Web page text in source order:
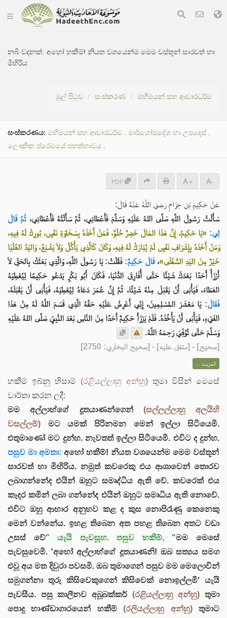
නබි වදනක්:අහෝ හකීම්! නියත වශයෙන්ම මෙම වස්තූන් සාරවත් හා
මිහිරිය
මුල් පිටුව සංස්කරණ මහිමයන් සහ ආචාරධර්ම
සංස්කරණය: මහිමයන් සහ ආචාරධර්ම . මාර්ගෝපදේශ හා උපදෙස් .
ලෞකික ප්රෙමයේ පහත්භාවය .
PDF + -
عَنْ حَكِيمِ بْنِ حِزَامٍ رَضِيَ اللَّهُ عَنْهُ قَالَ:
سَأَلْتُ رَسُولَ اللَّهِ صَلَّى اللهُ عَلَيْهِ وَسَلَّمَ فَأَعْطَانِي، ثُمَّ سَأَلْتُهُ فَأَعْطَانِي، ثُمَّ قَالَ
لِي: «يَا حَكِيمُ، إِنَّ هَذَا المَالَ خَضِرٌ حُلْوٌ، فَمَنْ أَخَذَهُ بِسَخَاوَةِ نَفْسٍ، بُورِكَ لَهُ فِيهِ،
وَمَنْ أَخَذَهُ بِإِشْرَافِ نَفْسٍ لَمْ يُبَارَكْ لَهُ فِيهِ، وَكَانَ كَالَّذِي يَأْكُلُ وَلاَ يَشْبَعُ، وَاليَدُ العُلْيَا
خَيْرٌ مِنَ اليَدِ السُّفْلَى»، قَالَ حَكِيمٌ: فَقُلْتُ: يَا رَسُولَ اللَّهِ، وَالَّذِي بَعَثَكَ بِالحَقِّ لاَ
أَرْزَأُ أَحَدًا بَعْدَكَ شَيْئًا حَتَّى أُفَارِقَ الدُّنْيَا، فَكَانَ أَبُو بَكْرٍ يَدْعُو حَكِيمًا لِيُعْطِيَهُ
العَطَاءَ، فَيَأْبَى أَنْ يَقْبَلَ مِنْهُ شَيْئًا، ثُمَّ إِنَّ عُمَرَ دَعَاهُ لِيُعْطِيَهُ، فَيَأْبَى أَنْ يَقْبَلَهُ،
فَقَالَ: يَا مَعْشَرَ المُسْلِمِينَ، إِنِّي أَعْرِضُ عَلَيْهِ حَقَّهُ الَّذِي قَسَمَ اللَّهُ لَهُ مِنْ هَذَا
الفَيْءِ، فَيَأْبَى أَنْ يَأْخُذَهُ. فَلَمْ يَرْزَأْ حَكِيمٌ أَحَدًا مِنَ النَّاسِ بَعْدَ النَّبِيِّ صَلَّى اللهُ عَلَيْهِ
وَسَلَّمَ حَتَّى تُوُفِّيَ رَحِمَهُ اللَّهُ.
[صحيح] - [متفق عليه] - [صحيح البخاري: 2750]
المزيــد ...
හකීම් ඉබ්නු හිසාම් (රළියල්ලාහු අන්හු) තුමා විසින් මෙසේ
වාර්තා කරන ලදී:
මම අල්ලාහ්ගේ දූතයාණන්ගෙන් (සල්ලල්ලාහු අලයිහි
වසල්ලම්) මට යමක් පිරිනමන මෙන් ඉල්ලා සිටියෙමි.
එතුමාණෝ මට දුන්හ. නැවතත් ඉල්ලා සිටියෙමි. එවිට ද දුන්හ.
පසුව මා අමතා: අහෝ හකීම්! නියත වශයෙන්ම මෙම වස්තූන්
සාරවත් හා මිහිරිය. නමුත් කවරෙකු එය ආශාවෙන් තොරව
ලබාගන්නේද එයින් ඔහුට සමෘද්ධිය ඇති වේ. කවරෙක් එය
කෑදර කමින් ලබා ගන්නේද එයින් ඔහුට සමෘධිය ඇති නොවේ.
එවිට ඔහු ආහාර අනුභව කළ ද කුස නොපිරැණු කෙනෙකු
මෙන් වන්නේය. ඉහළ තිබෙන අත පහළ තිබෙන අතට වඩා
උසස් වේ" යැයි පැවසූහ. පසුව හකීම්, "මම මෙසේ
පැවසුවෙමි. 'අහෝ අල්ලාහ්ගේ දූතයාණනි! ඔබ සත්‍යය සමග
එවූ අය මත දිවුරා පවසමි. ඔබ තුමාගෙන් පසුව මම මෙලොවින්
සමුගන්නා තුරු කිසිවෙකුගෙන් කිසිවෙක් නොඉල්ලමී' යැයි
පැවසීය. පසු කාලීනව අබූබක්කර් (රළියල්ලාහු අන්හු) තුමා
පොදු භාණ්ඩාගාරයෙන් හකීම්(රලියල්ලාහු අන්හු)තුමාට